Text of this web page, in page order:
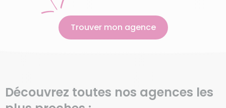
Trouver mon agence
Découvrez toutes nos agences les